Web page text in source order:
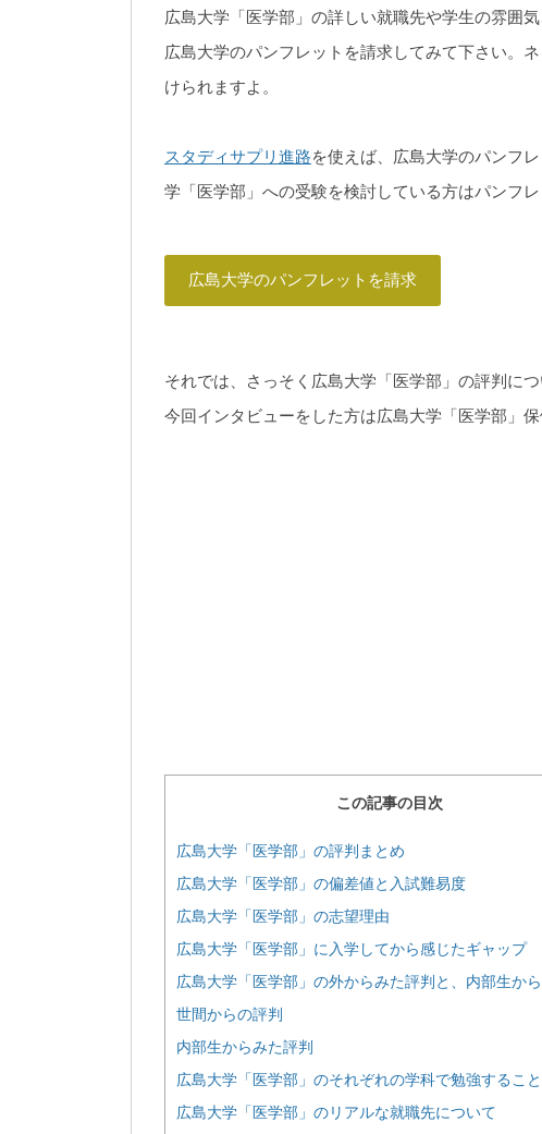
広島大学「医学部」の詳しい就職先や学生の雰囲
広島大学のパンフレットを請求してみて下さい。
けられますよ。
スタディサプリ進路を使えば、広島大学のパンフ
学「医学部」への受験を検討している方はパンフ
広島大学のパンフレットを請求
それでは、さっそく広島大学「医学部」の評判に
今回インタビューをした方は広島大学「医学部」
この記事の目次
広島大学「医学部」の評判まとめ
広島大学「医学部」の偏差値と入試難易度
広島大学「医学部」の志望理由
広島大学「医学部」に入学してから感じたギャップ
広島大学「医学部」の外からみた評判と、内部生か
世間からの評判
内部生からみた評判
広島大学「医学部」のそれぞれの学科で勉強すること
広島大学「医学部」のリアルな就職先について